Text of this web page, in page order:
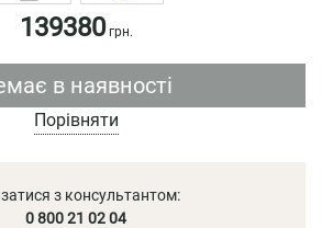
139380грн.
в наявності
Порівняти
з консультантом:
0 800 21 02 04